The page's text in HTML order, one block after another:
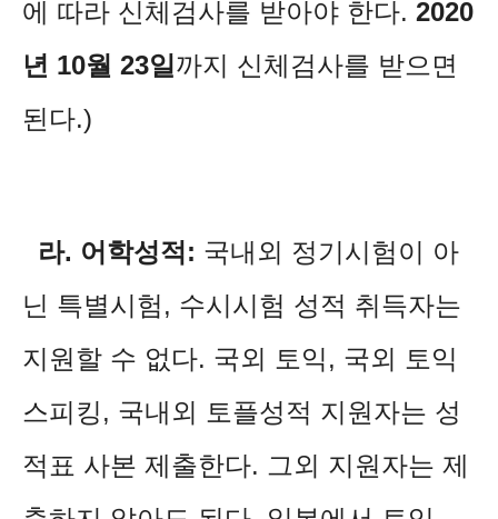
에 따라 신체검사를 받아야 한다. 2020
년 10월 23일 까지 신체검사를 받으면
된다.)
라. 어학성적: 국내외 정기시험이 아
닌 특별시험, 수시시험 성적 취득자는
지원할 수 없다. 국외 토익, 국외 토익
스피킹, 국내외 토플성적 지원자는 성
적표 사본 제출한다. 그외 지원자는 제